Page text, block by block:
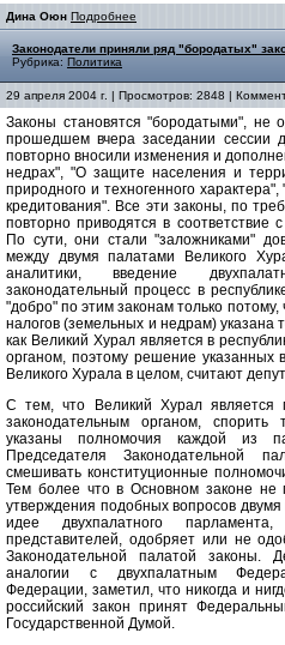
Дина Оюн Подробнее
Законодатели приняли ряд "бородатых"
Рубрика: Политика
29 апреля 2004 г. | Просмотров: 2848 |
Законы становятся "бородатыми", не
прошедшем вчера заседании сессии
повторно вносили изменения и
недрах", "О защите населения и
природного и техногенного
кредитования". Все эти законы, по
повторно приводятся в соответствие
По сути, они стали "заложниками"
между двумя палатами Великого
аналитики, введение
законодательный процесс в
"добро" по этим законам только
налогов (земельных и недрам) указана
как Великий Хурал является в
органом, поэтому решение указанных
Великого Хурала в целом, считают
С тем, что Великий Хурал является
законодательным органом,
указаны полномочия каждой из
Председателя Законодательной
смешивать конституционные
Тем более что в Основном законе не
утверждения подобных вопросов
идее двухпалатного
представителей, одобряет или не
Законодательной палатой законы.
аналогии с двухпалатным
Федерации, заметил, что никогда и
российский закон принят
Государственной Думой.